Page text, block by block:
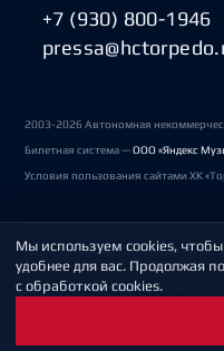
+7 (930) 800-1946
2003-2026 Автономная
Билетная система —ООО «Яндекс
Условия пользования сайтами ХК
Политика обработки персональных
Пользовательское соглашение
Мы используем cookies, чтобы
удобнее для вас. Продолжая
с обработкой cookies.